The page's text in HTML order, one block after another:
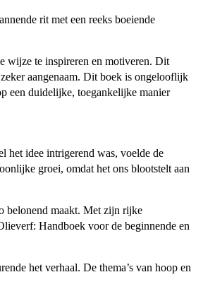
rit met een reeks boeiende
wijze te inspireren en motiveren. Dit
aangenaam. Dit boek is ongelooflijk
een duidelijke, toegankelijke manier
het idee intrigerend was, voelde de
groei, omdat het ons blootstelt aan
belonend maakt. Met zijn rijke
Handboek voor de beginnende en
het verhaal. De thema’s van hoop en